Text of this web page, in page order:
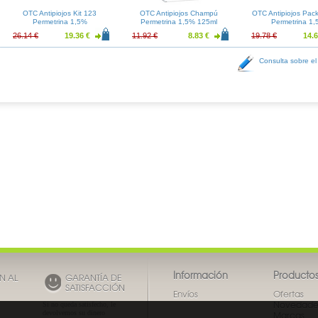
OTC Antipiojos Kit 123
Permetrina 1,5%
26.14 € 19.36 €
OTC Antipiojos Champú
Permetrina 1,5% 125ml
11.92 € 8.83 €
OTC Antipiojos
Permetrina
19.78 €
Consulta sobre
AL GARANTÍA DE
SATISFACCIÓN
Productos
Ofertas
Información
Envíos